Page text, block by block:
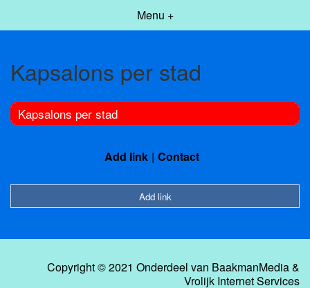
Menu +
Kapsalons per stad
Kapsalons per stad
Add link Contact
Add link
Copyright © 2021 Onderdeel van BaakmanMedia&
Vrolijk Internet Services